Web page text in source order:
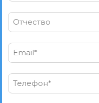
Отчество
Email*
Телефон*